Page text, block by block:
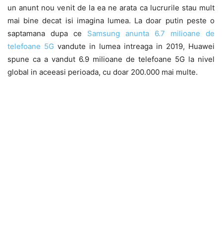
un anunt nou venit de la ea ne arata ca lucrurile stau mult
mai bine decat isi imagina lumea. La doar putin peste o
saptamana dupa ce Samsung anunta 6.7 milioane de
telefoane 5G vandute in lumea intreaga in 2019, Huawei
spune ca a vandut 6.9 milioane de telefoane 5G la nivel
global in aceeasi perioada, cu doar 200.000 mai multe.